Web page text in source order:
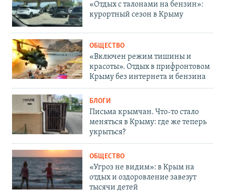
«Отдых с талонами на бензин»:
курортный сезон в Крыму
ОБЩЕСТВО
«Включен режим тишины и
красоты». Отдых в прифронтовом
Крыму без интернета и бензина
БЛОГИ
Письма крымчан. Что-то стало
меняться в Крыму: где же теперь
укрыться?
ОБЩЕСТВО
«Угроз не видим»: в Крым на
отдых и оздоровление завезут
тысячи детей